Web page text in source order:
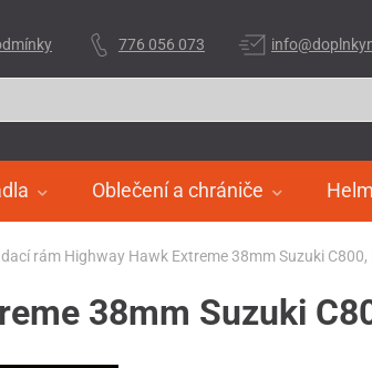
Oblečení a chrániče
776 056 073
rám Highway Hawk Extreme 38mm Suzuki C800,
38mm Suzuki